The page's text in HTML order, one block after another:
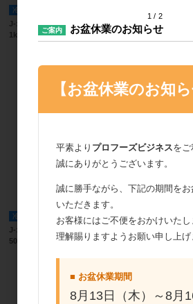
冷蔵便
J-オイルミルズ プリメランシート(有塩)
1kg x15枚
不二製油
冷蔵便
J-オイルミルズ プレシャスシート(有塩)
500g x20枚
冷凍便
J-オイ
(有塩)
1 2
ご案内 お盆休業のお知らせ
【お盆休業のお知ら
平素より プロフーズビジネスをご
誠にありがとうございます。
誠に勝手ながら、下記の期間を
いただきます。
お客様にはご不便をおかけいた
理解賜りますようお願い申し上げ
■ お盆休業期間
8月13日（木）～8月